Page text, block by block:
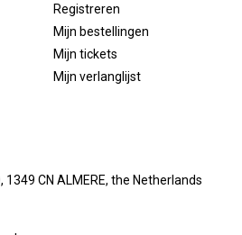
Registreren
Mijn bestellingen
Mijn tickets
Mijn verlanglijst
1349 CN ALMERE, the Netherlands